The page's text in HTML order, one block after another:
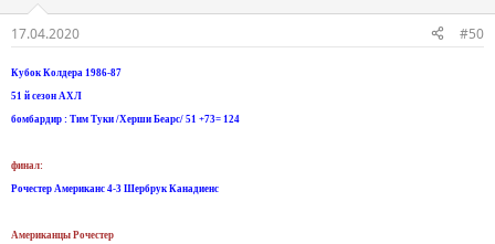
17.04.2020 #50
Кубок Колдера 1986-87
51 й сезон АХЛ
бомбардир : Тим Туки /Херши Беарс/ 51 +73= 124
финал:
Рочестер Американс 4-3 Шербрук Канадиенс
Американцы Рочестер